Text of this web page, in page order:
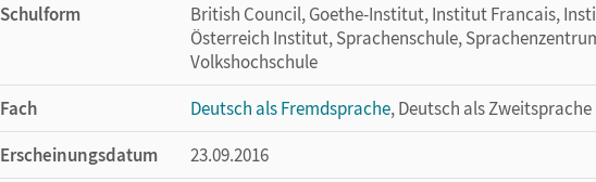
Schulform
British Council, Goethe-Institut, Institut Francais,
Österreich Institut, Sprachenschule,
Volkshochschule
Fach
Deutsch als Fremdsprache, Deutsch als Zweitsprache
Erscheinungsdatum
23.09.2016